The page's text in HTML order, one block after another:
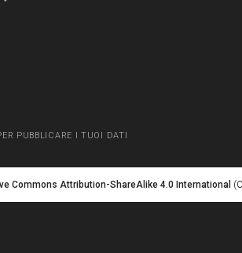
PUBBLICARE I TUOI DATI
Commons Attribution-ShareAlike 4.0 International